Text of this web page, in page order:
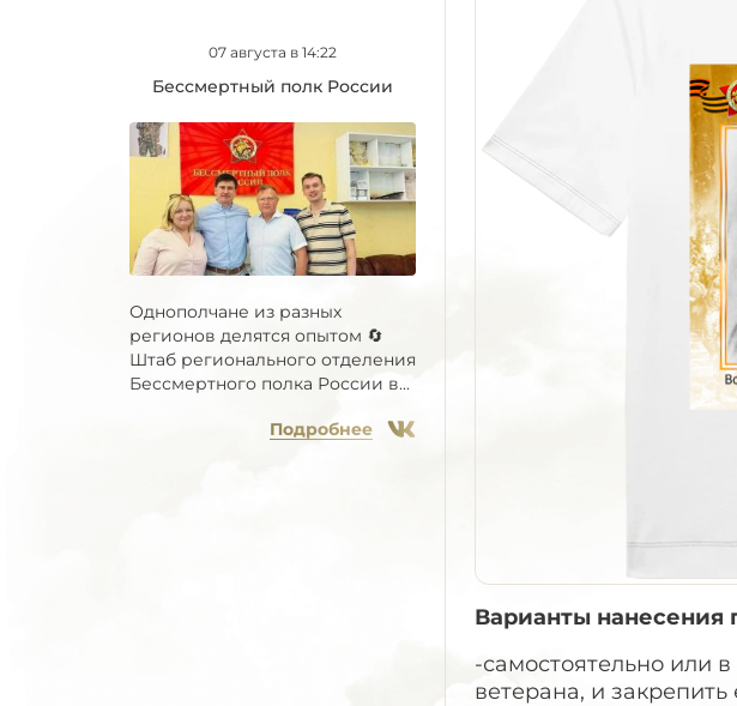
07 августа в 14:22
Бессмертный полк России
Однополчане из разных
регионов делятся опытом 🔄
Штаб регионального отделения
Бессмертного полка России в...
Подробнее
Варианты нанесения
-самостоятельно или
ветерана, и